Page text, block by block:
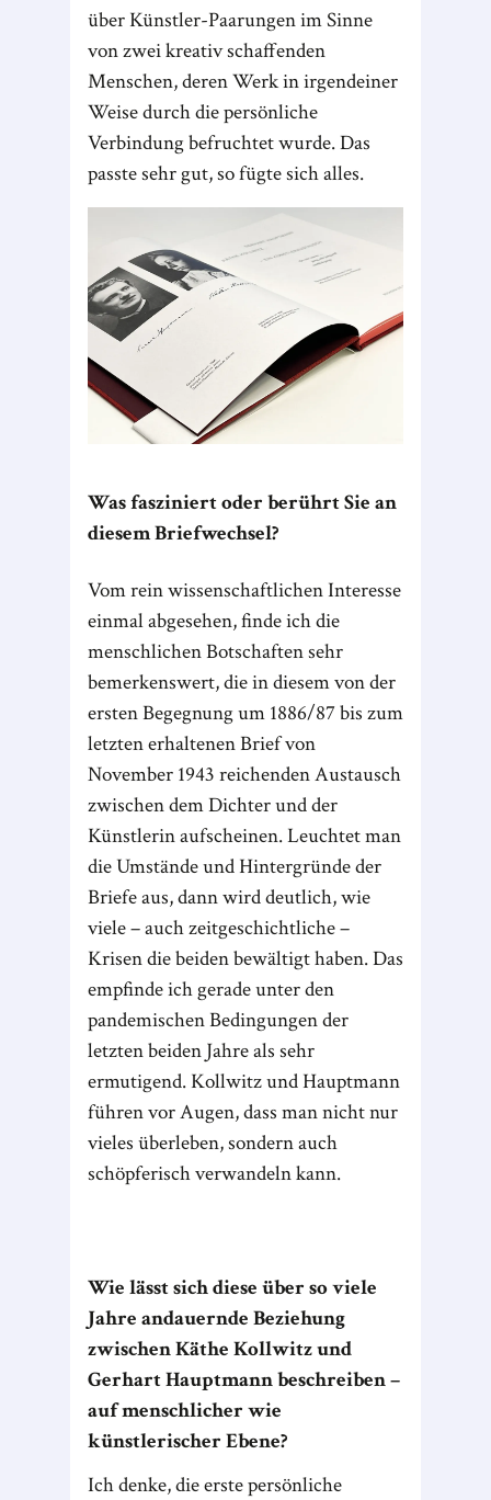
über Künstler-Paarungen im Sinne
von zwei kreativ schaffenden
Menschen, deren Werk in irgendeiner
Weise durch die persönliche
Verbindung befruchtet wurde. Das
passte sehr gut, so fügte sich alles.
Was fasziniert oder berührt Sie an
diesem Briefwechsel?
Vom rein wissenschaftlichen Interesse
einmal abgesehen, finde ich die
menschlichen Botschaften sehr
bemerkenswert, die in diesem von der
ersten Begegnung um 1886/87 bis zum
letzten erhaltenen Brief von
November 1943 reichenden Austausch
zwischen dem Dichter und der
Künstlerin aufscheinen. Leuchtet man
die Umstände und Hintergründe der
Briefe aus, dann wird deutlich, wie
viele – auch zeitgeschichtliche –
Krisen die beiden bewältigt haben. Das
empfinde ich gerade unter den
pandemischen Bedingungen der
letzten beiden Jahre als sehr
ermutigend. Kollwitz und Hauptmann
führen vor Augen, dass man nicht nur
vieles überleben, sondern auch
schöpferisch verwandeln kann.
Wie lässt sich diese über so viele
Jahre andauernde Beziehung
zwischen Käthe Kollwitz und
Gerhart Hauptmann beschreiben –
auf menschlicher wie
künstlerischer Ebene?
Ich denke, die erste persönliche